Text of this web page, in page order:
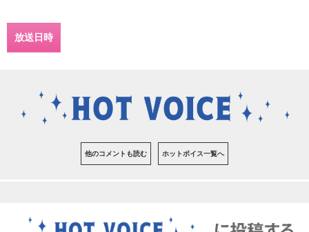
放送日時
他のコメントも読む ホットボイス一覧へ